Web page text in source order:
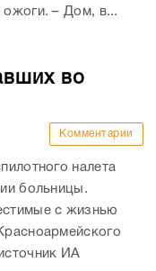
– Дом, в...
во
Комментарии
налета
больницы.
с жизнью
ИА